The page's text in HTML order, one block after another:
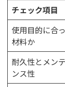
チェック項目
使用目的に合
材料か
耐久性とメン
ンス性